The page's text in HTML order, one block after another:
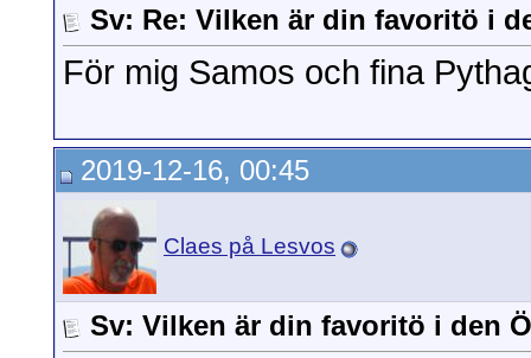
Sv: Re: Vilken är din favoritö i
För mig Samos och fina
2019-12-16, 00:45
Claes på Lesvos
Sv: Vilken är din favoritö i den